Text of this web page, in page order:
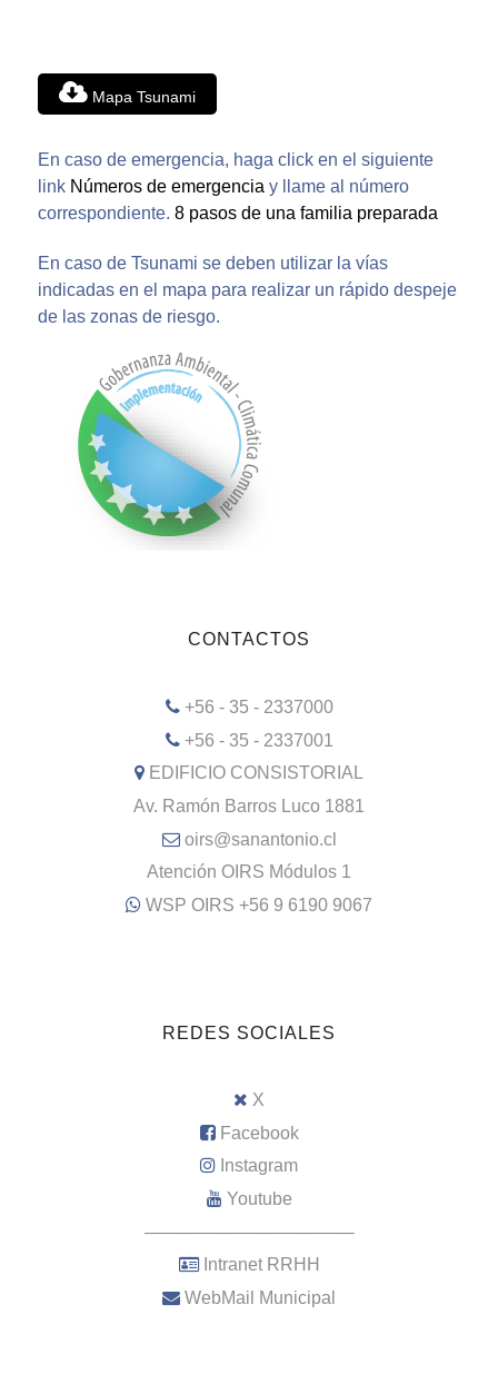
Mapa Tsunami
En caso de emergencia, haga click en el siguiente
link Números de emergencia y llame al número
correspondiente. 8 pasos de una familia preparada
En caso de Tsunami se deben utilizar la vías
indicadas en el mapa para realizar un rápido despeje
de las zonas de riesgo.
CONTACTOS
+56 - 35 - 2337000
+56 - 35 - 2337001
EDIFICIO CONSISTORIAL
Av. Ramón Barros Luco 1881
oirs@sanantonio.cl
Atención OIRS Módulos 1
WSP OIRS +56 9 6190 9067
REDES SOCIALES
X
Facebook
Instagram
Youtube
–––––––––––––––––––––
Intranet RRHH
WebMail Municipal